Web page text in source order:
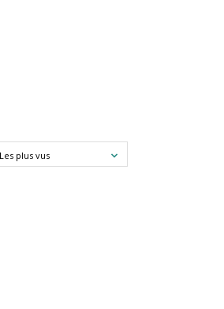
Les plus vus